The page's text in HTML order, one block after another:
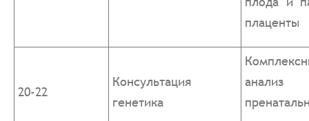
плаценты
20-22
Консультация
генетика
анализ